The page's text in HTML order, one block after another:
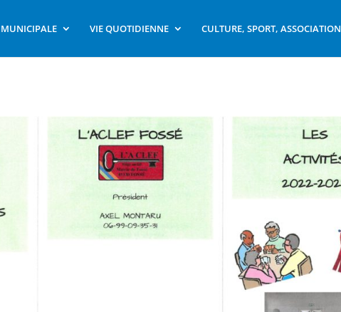
VIE QUOTIDIENNE CULTURE, SPORT, ASSOCIATION